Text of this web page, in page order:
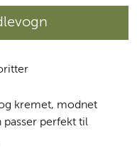
kremet, modnet
perfekt til